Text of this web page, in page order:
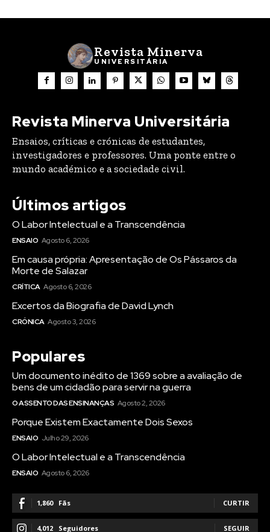
Revista Minerva
UNIVERSITÁRIA
Revista Minerva Universitária
Ensaios, críticas e crónicas de estudantes,
investigadores e professores. Uma ponte entre o
mundo académico e a sociedade civil.
Últimos artigos
O Labor Intelectual e a Transcendência
ENSAIO Agosto 6, 2026
Em causa própria: Apresentação de Os Pássaros da
Morte de Salazar
CRÍTICA Agosto 6, 2026
Excertos da Biografia de David Lynch
CRÓNICA Agosto 3, 2026
Populares
Um documento inédito de 1369 sobre a avaliação de
bens de um cidadão para servir na guerra
O ASSENTO DAS ENSINANÇAS Agosto 2, 2026
Porque Existem Exactamente Dois Sexos
ENSAIO Julho 29, 2026
O Labor Intelectual e a Transcendência
ENSAIO Agosto 6, 2026
1,860 Fãs CURTIR
4,012 Seguidores SEGUIR